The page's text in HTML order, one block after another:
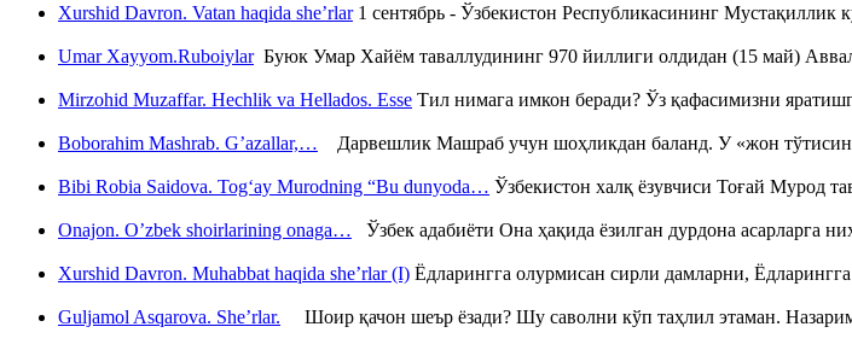
Xurshid Davron. Vatan haqida she’rlar1 сентябрь - Ўзбекистон Республикасининг
Umar Xayyom.RuboiylarБуюк Умар Хайём таваллудининг 970 йиллиги олдидан (15 май)
Mirzohid Muzaffar. Hechlik va Hellados. Esse Тил нимага имкон беради? Ўз қафасимизни
Boborahim Mashrab. G’azallar,… Дарвешлик Машраб учун шоҳликдан баланд. У «жон
Bibi Robia Saidova. Tog‘ay Murodning “Bu dunyoda… Ўзбекистон халқ ёзувчиси Тоғай Мурод
Onajon. O’zbek shoirlarining onaga… Ўзбек адабиёти Она ҳақида ёзилган дурдона асарларга
Xurshid Davron. Muhabbat haqida she’rlar (I) Ёдларингга олурмисан сирли дамларни,
Guljamol Asqarova. She’rlar. Шоир қачон шеър ёзади? Шу саволни кўп таҳлил этаман.